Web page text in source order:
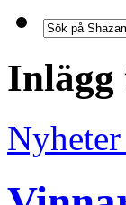
Inlägg